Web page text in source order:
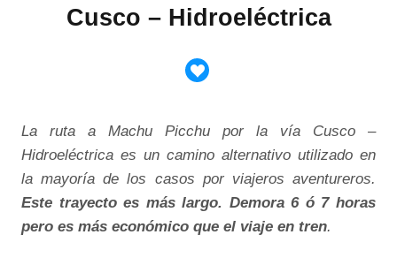
Cusco – Hidroeléctrica
La ruta a Machu Picchu por la vía Cusco –
Hidroeléctrica es un camino alternativo utilizado en
la mayoría de los casos por viajeros aventureros.
Este trayecto es más largo. Demora 6 ó 7 horas
pero es más económico que el viaje en tren.